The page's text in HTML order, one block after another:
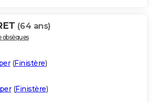
(64 ans)
(Finistère)
(Finistère)